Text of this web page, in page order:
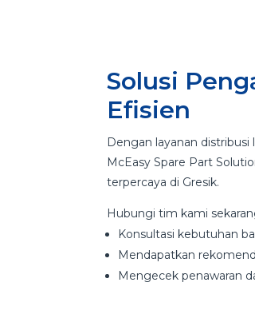
Solusi
Efisien
Dengan layanan distribusi
McEasy Spare Part
terpercaya di Gresik.
Hubungi tim kami
Konsultasi kebutuhan
Mendapatkan
Mengecek penawaran